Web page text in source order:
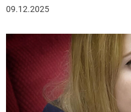
09.12.2025